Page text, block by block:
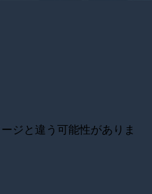
ジと違う可能性がありま